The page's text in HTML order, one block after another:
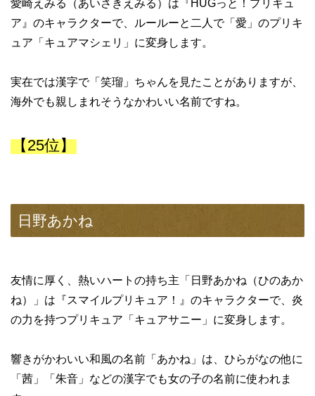
愛崎えみる（あいさきえみる）は『HUGっと！プリキュ
ア』のキャラクターで、ルールーと二人で「愛」のプリキ
ュア「キュアマシェリ」に変身します。
実在では漢字で「笑瑠」ちゃんを見たことがありますが、
海外でも親しまれそうなかわいい名前ですね。
【25位】
日野あかね
友情に厚く、熱いハートの持ち主「日野あかね（ひのあか
ね）」は『スマイルプリキュア！』のキャラクターで、炎
の力を持つプリキュア「キュアサニー」に変身します。
響きがかわいい和風の名前「あかね」は、ひらがなの他に
「茜」「朱音」などの漢字でも女の子の名前に使われま